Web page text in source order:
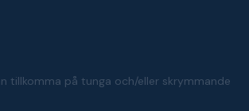
tillkomma på tunga och/eller skrymmande